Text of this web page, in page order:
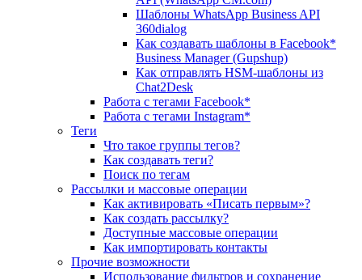
Шаблоны WhatsApp Business API
360dialog
Как создавать шаблоны в Facebook*
Business Manager (Gupshup)
Как отправлять HSM-шаблоны из
Chat2Desk
Работа с тегами Facebook*
Работа с тегами Instagram*
Теги
Что такое группы тегов?
Как создавать теги?
Поиск по тегам
Рассылки и массовые операции
Как активировать «Писать первым»?
Как создать рассылку?
Доступные массовые операции
Как импортировать контакты
Прочие возможности
Использование фильтров и сохранение